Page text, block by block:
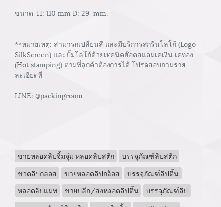
ขนาด H: 110 mm D: 29 mm.
**หมายเหตุ: สามารถเปลี่ยนสี และมีบริการสกรีนโลโก้ (Logo
SilkScreen) และปั๊มโลโก้ด้วยเทคนิคฮ๊อตสแตมเคเงิน เคทอง
(Hot stamping) ตามที่ลูกค้าต้องการได้ โปรดสอบถามราย
ละเอียดที่
LINE: @packingroom
ขายหลอดลิปจิ้มจุ่ม หลอดลิปสติก
บรรจุภัณฑ์ลิปสติก
ขวดลิปกลอส
ขายหลอดลิปกล็อส
บรรจุภัณฑ์ลิปติ้น
หลอดลิปแมท
ขายปลีก/ส่งหลอดลิปติ้น
บรรจุภัณฑ์ลิป